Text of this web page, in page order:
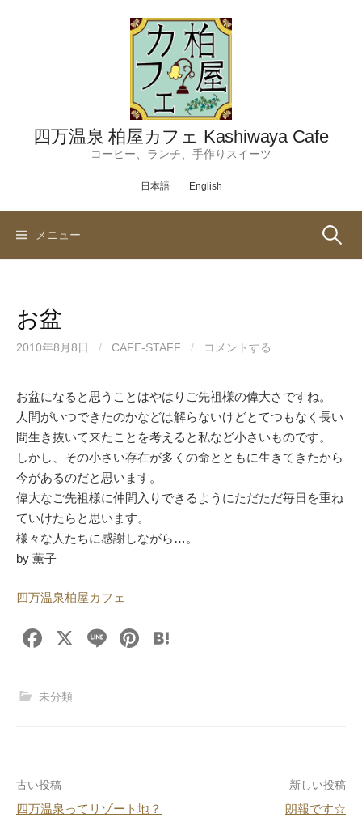
四万温泉 柏屋カフェ Kashiwaya Cafe
コーヒー、ランチ、手作りスイーツ
日本語 English
メニュー 検
お盆
2010年8月8日 / CAFE-STAFF / コメントする
お盆になると思うことはやはりご先祖様の偉大さですね。
人間がいつできたのかなどは解らないけどとてつもなく長い
間生き抜いて来たことを考えると私など小さいものです。
しかし、その小さい存在が多くの命とともに生きてきたから
今があるのだと思います。
偉大なご先祖様に仲間入りできるようにただただ毎日を重ね
ていけたらと思います。
様々な人たちに感謝しながら…。
by 薫子
四万温泉柏屋カフェ
F
c
o
k
X
Li
Pi
未分類
投
稿
古い投稿
四万温泉ってリゾート地？
新しい投稿
朗報です☆